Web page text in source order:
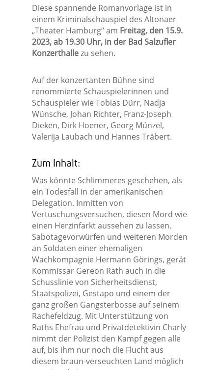
Diese spannende Romanvorlage ist in
einem Kriminalschauspiel des Altonaer
„Theater Hamburg“ am Freitag, den 15.9.
2023, ab 19.30 Uhr, in der Bad Salzufler
Konzerthallezu sehen.
Auf der konzertanten Bühne sind
renommierte Schauspielerinnen und
Schauspieler wie Tobias Dürr, Nadja
Wünsche, Johan Richter, Franz-Joseph
Dieken, Dirk Hoener, Georg Münzel,
Valerija Laubach und Hannes Träbert.
Zum Inhalt:
Was könnte Schlimmeres geschehen, als
ein Todesfall in der amerikanischen
Delegation. Inmitten von
Vertuschungsversuchen, diesen Mord wie
einen Herzinfarkt aussehen zu lassen,
Sabotagevorwürfen und weiteren Morden
an Soldaten einer ehemaligen
Wachkompagnie Hermann Görings, gerät
Kommissar Gereon Rath auch in die
Schusslinie von Sicherheitsdienst,
Staatspolizei, Gestapo und einem der
ganz großen Gangsterbosse auf seinem
Rachefeldzug. Mit Unterstützung von
Raths Ehefrau und Privatdetektivin Charly
nimmt der Polizist den Kampf gegen alle
auf, bis ihm nur noch die Flucht aus
diesem braun-verseuchten Land möglich